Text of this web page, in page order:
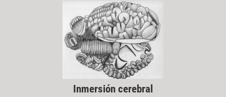
Inmersión cerebral